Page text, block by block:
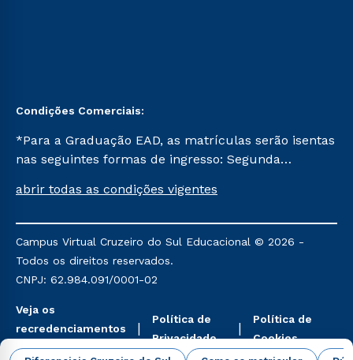
Condições Comerciais:
*Para a Graduação EAD, as matrículas serão isentas
nas seguintes formas de ingresso: Segunda
Já para as demais, a taxa de matrícula será de R$
mencionadas são referentes aos cursos: Ensino
Religioso, Geografia para a Docência e Metodologia
do Ensino de História: Questões Atuais.
abrir todas as condições vigentes
Campus Virtual Cruzeiro do Sul Educacional © 2026 -
Todos os direitos reservados.
CNPJ: 62.984.091/0001-02
Veja os
recredenciamentos
aqui
Política de
Privacidade
Política de
Cookies